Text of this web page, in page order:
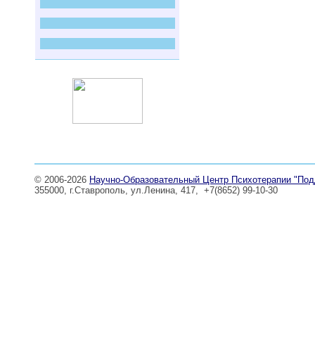
© 2006-2026 Научно-Образовательный Центр Психотерапии
355000, г.Ставрополь, ул.Ленина, 417, +7(8652) 99-10-30